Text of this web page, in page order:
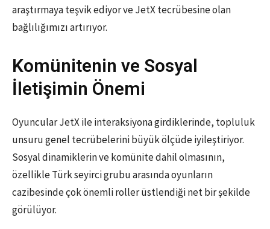
araştırmaya teşvik ediyor ve JetX tecrübesine olan
bağlılığımızı artırıyor.
Komünitenin ve Sosyal
İletişimin Önemi
Oyuncular JetX ile interaksiyona girdiklerinde, topluluk
unsuru genel tecrübelerini büyük ölçüde iyileştiriyor.
Sosyal dinamiklerin ve komünite dahil olmasının,
özellikle Türk seyirci grubu arasında oyunların
cazibesinde çok önemli roller üstlendiği net bir şekilde
görülüyor.